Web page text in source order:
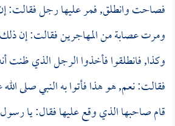
فصاحت وانطلق, فمر عليها رجل فقالت:
ومرت عصابة من المهاجرين فقالت: إن
وكذا, فانطلقوا فأخذوا الرجل الذي ظنت
فقالت: نعم, هو هذا فأتوا به النبي صلى الله
قام صاحبها الذي وقع عليها فقال: يا رسول